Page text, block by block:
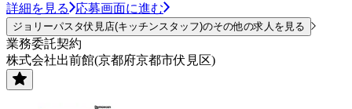
詳細を見る 応募画面に進む
ジョリーパスタ伏見店(キッチンスタッフ)のその他の求人を見る
業務委託契約
株式会社出前館(京都府京都市伏見区)